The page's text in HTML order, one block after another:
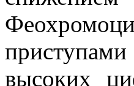
высоких